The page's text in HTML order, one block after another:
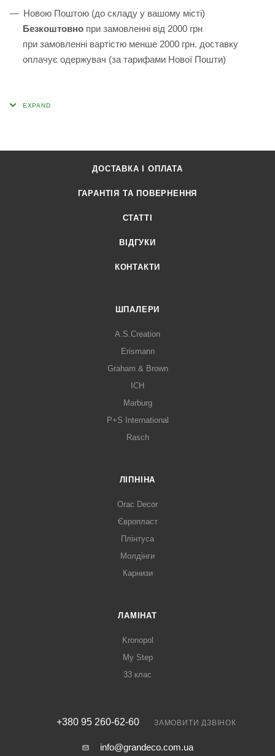
Новою Поштою (до складу у вашому місті)
Безкоштовно при замовленні від 2000 грн
при замовленні вартістю менше 2000 грн. доставку
оплачує одержувач (за тарифами Нової Пошти)
ДОСТАВКА І ОПЛАТА
ГАРАНТІЯ ТА ПОВЕРНЕННЯ
СТАТТІ
ВІДГУКИ
КОНТАКТИ
ШПАЛЕРИ
A.S.Creation
Erismann
Graham & Brown
ICH
Marburg
P+S International
Rasch
ЛІПНІНА
Orac Decor
Європласт
Плінтуса
Молдінги
Карнизи
ЛАМІНАТ
Kronopol
My Step
33 клас
+380 95 260-62-60 ЗАМОВИТИ ДЗВІНОК
info@grandeco.com.ua